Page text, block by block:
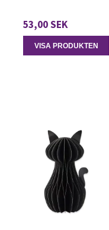
53,00 SEK
VISA PRODUKTEN